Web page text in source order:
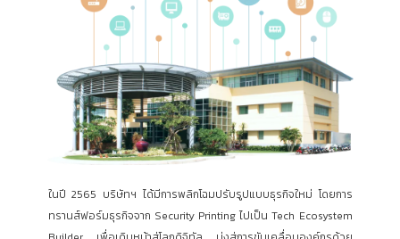
ในปี 2565 บริษัทฯ ได้มีการพลิกโฉมปรับรูปแบบธุรกิจใหม่ โดยการ
ทรานส์ฟอร์มธุรกิจจาก Security Printing ไปเป็น Tech Ecosystem